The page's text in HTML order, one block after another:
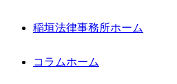
稲垣法律事務所ホーム
コラムホーム